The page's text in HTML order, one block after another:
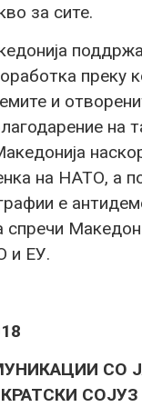
за сите.
преку
и
на
на НАТО, а
е
спречи
и ЕУ.
СО
СОЈУЗ